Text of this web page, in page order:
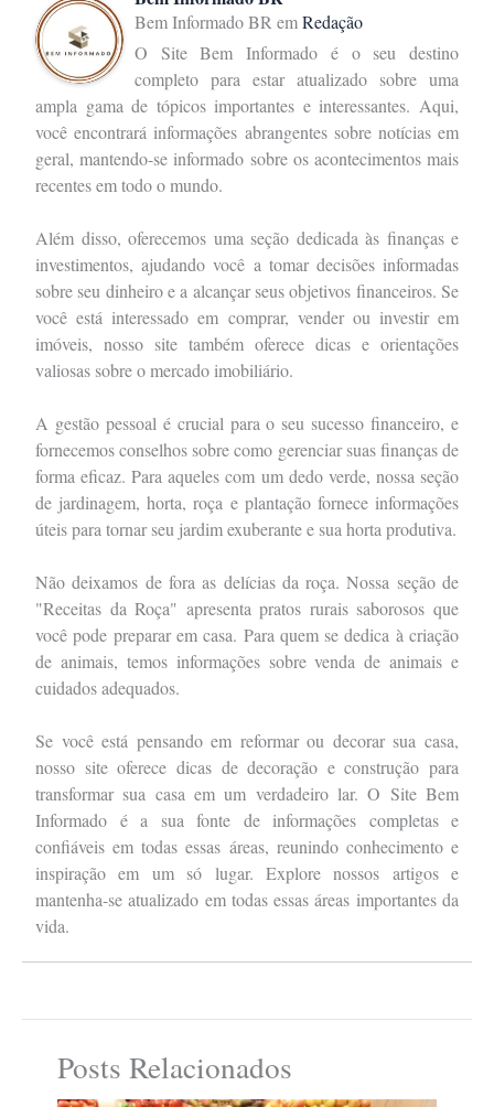
Bem Informado BRemRedação
O Site Bem Informado é o seu destino
completo para estar atualizado sobre uma
ampla gama de tópicos importantes e interessantes. Aqui,
você encontrará informações abrangentes sobre notícias em
geral, mantendo-se informado sobre os acontecimentos mais
recentes em todo o mundo.
Além disso, oferecemos uma seção dedicada às finanças e
investimentos, ajudando você a tomar decisões informadas
sobre seu dinheiro e a alcançar seus objetivos financeiros. Se
você está interessado em comprar, vender ou investir em
imóveis, nosso site também oferece dicas e orientações
valiosas sobre o mercado imobiliário.
A gestão pessoal é crucial para o seu sucesso financeiro, e
fornecemos conselhos sobre como gerenciar suas finanças de
forma eficaz. Para aqueles com um dedo verde, nossa seção
de jardinagem, horta, roça e plantação fornece informações
úteis para tornar seu jardim exuberante e sua horta produtiva.
Não deixamos de fora as delícias da roça. Nossa seção de
"Receitas da Roça" apresenta pratos rurais saborosos que
você pode preparar em casa. Para quem se dedica à criação
de animais, temos informações sobre venda de animais e
cuidados adequados.
Se você está pensando em reformar ou decorar sua casa,
nosso site oferece dicas de decoração e construção para
transformar sua casa em um verdadeiro lar. O Site Bem
Informado é a sua fonte de informações completas e
confiáveis em todas essas áreas, reunindo conhecimento e
inspiração em um só lugar. Explore nossos artigos e
mantenha-se atualizado em todas essas áreas importantes da
vida.
Posts Relacionados